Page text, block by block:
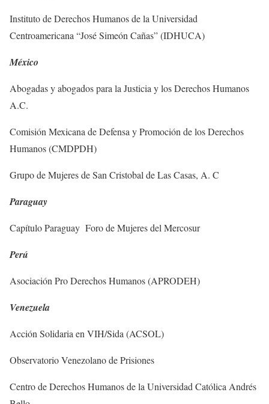
Instituto de Derechos Humanos de la Universidad
Centroamericana “José Simeón Cañas” (IDHUCA)
México
Abogadas y abogados para la Justicia y los Derechos Humanos
A.C.
Comisión Mexicana de Defensa y Promoción de los Derechos
Humanos (CMDPDH)
Grupo de Mujeres de San Cristobal de Las Casas, A. C
Paraguay
Capítulo Paraguay Foro de Mujeres del Mercosur
Perú
Asociación Pro Derechos Humanos (APRODEH)
Venezuela
Acción Solidaria en VIH/Sida (ACSOL)
Observatorio Venezolano de Prisiones
Centro de Derechos Humanos de la Universidad Católica Andrés